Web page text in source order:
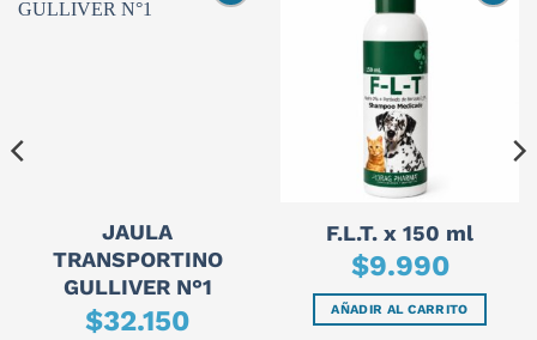
JAULA
TRANSPORTINO
GULLIVER N°1
$32.150
F.L.T. x 150 ml
$9.990
AÑADIR AL CARRITO